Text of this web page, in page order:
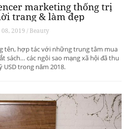
marketing thống trị
trang & làm đẹp
08, 2019 / Beauty
tên, hợp tác với những trung tâm mua
sách… các ngôi sao mạng xã hội đã thu
USD trong năm 2018.